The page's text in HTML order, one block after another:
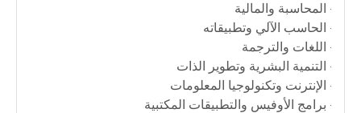
• المحاسبة والمالية
• الحاسب الآلي وتطبيقاته
• اللغات والترجمة
• التنمية البشرية وتطوير الذات
• الإنترنت وتكنولوجيا المعلومات
• برامج الأوفيس والتطبيقات المكتبية